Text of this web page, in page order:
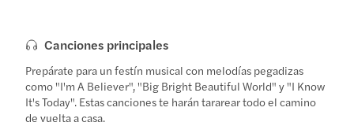
Canciones principales
Prepárate para un festín musical con melodías pegadizas
como "I'm A Believer", "Big Bright Beautiful World" y "I Know
It's Today". Estas canciones te harán tararear todo el camino
de vuelta a casa.